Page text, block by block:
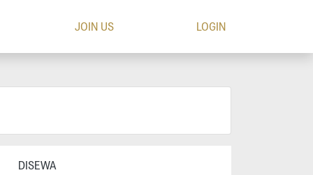
JOIN US LOGIN
DISEWA